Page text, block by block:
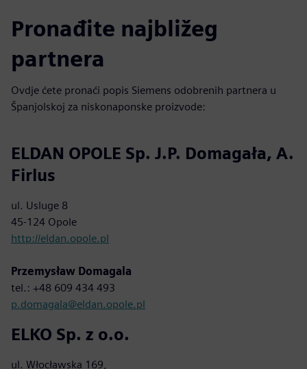
Pronađite najbližeg
partnera
Ovdje ćete pronaći popis Siemens odobrenih partnera u
Španjolskoj za niskonaponske proizvode:
ELDAN OPOLE Sp. J.P. Domagała, A.
Firlus
ul. Usluge 8
45-124 Opole
http://eldan.opole.pl
Przemysław Domagala
tel.: +48 609 434 493
p.domagala@eldan.opole.pl
ELKO Sp. z o.o.
ul. Włocławska 169,